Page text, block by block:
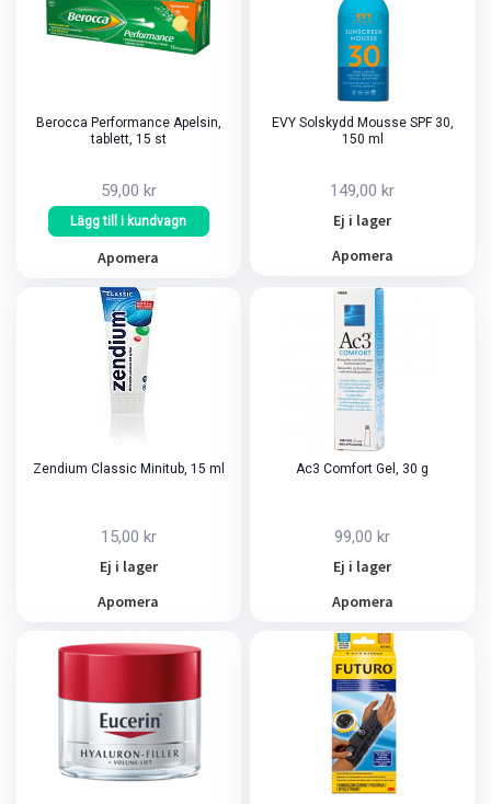
Berocca Performance Apelsin,
tablett, 15 st
59,00 kr
Lägg till i kundvagn
Apomera
EVY Solskydd Mousse SPF 30,
150 ml
149,00 kr
Ej i lager
Apomera
Zendium Classic Minitub, 15 ml
15,00 kr
Ej i lager
Apomera
Ac3 Comfort Gel, 30 g
99,00 kr
Ej i lager
Apomera